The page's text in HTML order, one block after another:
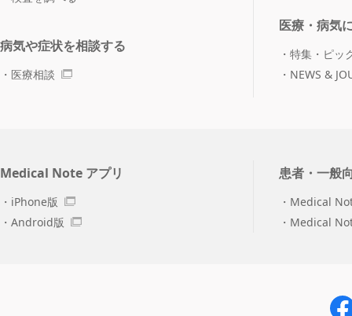
病気や症状を相談する
医療相談
医療・病気
特集・ピッ
NEWS &
Medical Note アプリ
iPhone版
Android版
患者・一般
Medical
Medical